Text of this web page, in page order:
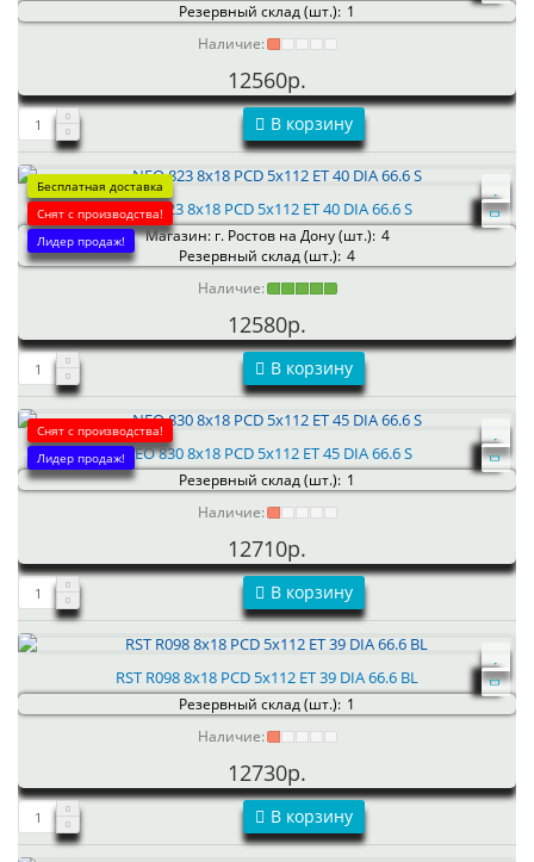
Резервный склад (шт.): 1
Наличие:
12560р.
В корзину
Бесплатная доставка
Снят с производства!
Лидер продаж!
NEO 823 8x18 PCD 5x112 ET 40 DIA 66.6 S
Магазин: г. Ростов на Дону (шт.): 4
Резервный склад (шт.): 4
Наличие:
12580р.
В корзину
Снят с производства!
Лидер продаж!NEO 830 8x18 PCD 5x112 ET 45 DIA 66.6 S
Резервный склад (шт.): 1
Наличие:
12710р.
В корзину
RST R098 8x18 PCD 5x112 ET 39 DIA 66.6 BL
Резервный склад (шт.): 1
Наличие:
12730р.
В корзину